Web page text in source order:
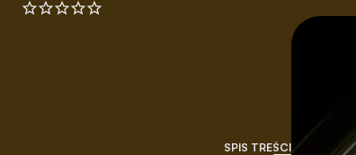
SPIS TREŚCI